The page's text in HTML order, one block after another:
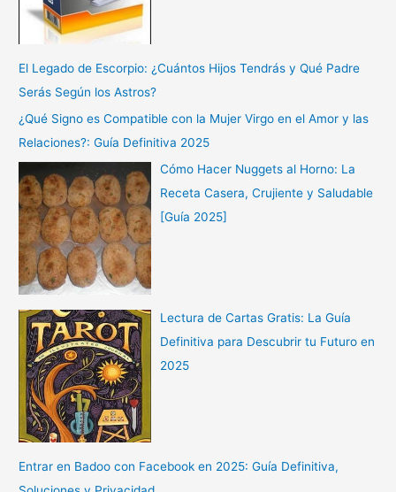
El Legado de Escorpio: ¿Cuántos Hijos Tendrás y Qué Padre
Serás Según los Astros?
¿Qué Signo es Compatible con la Mujer Virgo en el Amor y las
Relaciones?: Guía Definitiva 2025
Cómo Hacer Nuggets al Horno: La
Receta Casera, Crujiente y Saludable
[Guía 2025]
Lectura de Cartas Gratis: La Guía
Definitiva para Descubrir tu Futuro en
2025
Entrar en Badoo con Facebook en 2025: Guía Definitiva,